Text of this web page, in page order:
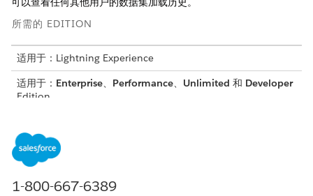
所需的 EDITION
适用于：Lightning Experience
适用于： Enterprise、 Performance、 Unlimited 和 Developer
Edition
要查看设置页面：
设置默认共享访问权限：
1-800-667-6389